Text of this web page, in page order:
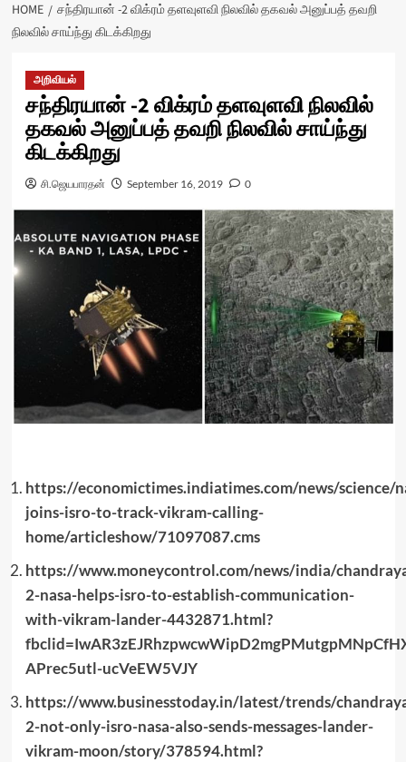
HOME
சந்திரயான் -2 விக்ரம் தளவுளவி நிலவில் தகவல் அனுப்பத் தவறி
நிலவில் சாய்ந்து கிடக்கிறது
அறிவியல்
சந்திரயான் -2 விக்ரம் தளவுளவி நிலவில்
தகவல் அனுப்பத் தவறி நிலவில் சாய்ந்து
கிடக்கிறது
சி.ஜெயபாரதன் September 16, 2019 0
https://economictimes.indiatimes.com/news/science/
joins-isro-to-track-vikram-calling-
home/articleshow/71097087.cms
https://www.moneycontrol.com/news/india/
2-nasa-helps-isro-to-establish-communication-
with-vikram-lander-4432871.html?
APrec5utl-ucVeEW5VJY
https://www.businesstoday.in/latest/trends/
2-not-only-isro-nasa-also-sends-messages-lander-
vikram-moon/story/378594.html?